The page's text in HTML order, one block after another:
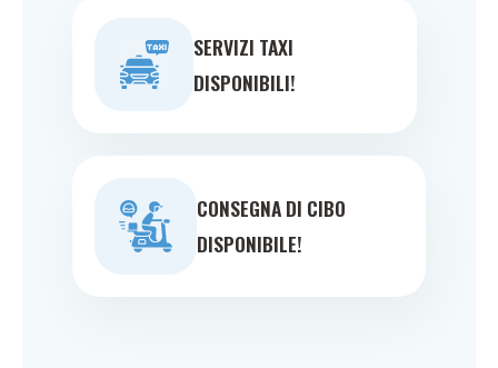
SERVIZI TAXI
DISPONIBILI!
CONSEGNA DI CIBO
DISPONIBILE!